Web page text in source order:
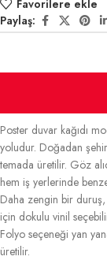
Favorilere ekle
Paylaş:
Poster duvar kağıdı
yoludur. Doğadan
temada üretilir. Göz
hem iş yerlerinde
Daha zengin bir
için dokulu vinil
Folyo seçeneği yan
üretilir.